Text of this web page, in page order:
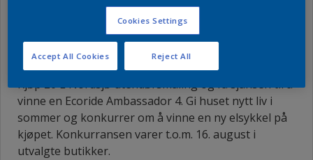
Konkurrer om en elsykkel til en
verdi av 25 300 kr
Kjøp 20 L Nordsjø utendørsmaling og få sjansen til å
vinne en Ecoride Ambassador 4. Gi huset nytt liv i
sommer og konkurrer om å vinne en ny elsykkel på
kjøpet. Konkurransen varer t.o.m. 16. august i
utvalgte butikker.
Cookies Settings
Reject All
Accept All Cookies